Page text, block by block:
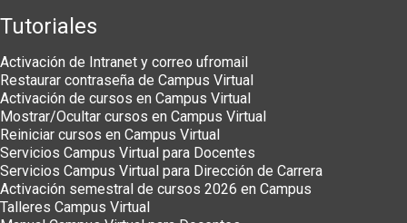
Tutoriales
Activación de Intranet y correo ufromail
Restaurar contraseña de Campus Virtual
Activación de cursos en Campus Virtual
Mostrar/Ocultar cursos en Campus Virtual
Reiniciar cursos en Campus Virtual
Servicios Campus Virtual para Docentes
Servicios Campus Virtual para Dirección de Carrera
Activación semestral de cursos 2026 en Campus
Talleres Campus Virtual